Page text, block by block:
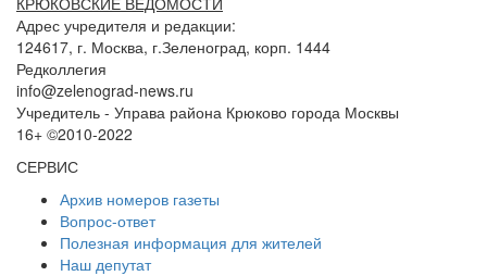
Адрес учредителя и редакции:
124617, г. Москва, г.Зеленоград, корп. 1444
Редколлегия
info@zelenograd-news.ru
Учредитель - Управа района Крюково города Москвы
16+ ©2010-2022
СЕРВИС
Архив номеров газеты
Вопрос-ответ
Полезная информация для жителей
Наш депутат